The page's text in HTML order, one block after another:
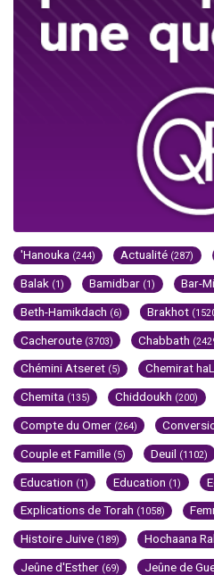
'Hanouka (244) Actualité (287)
Balak (1) Bamidbar (1) Bar-
Beth-Hamikdach (6) Brakhot
Cacheroute (3703) Chabbath
Chémini Atseret (5) Chemirat
Chemita (135) Chiddoukh (200)
Compte du Omer (264)
Couple et Famille (5) Deuil (1102)
Education (1) Education (1)
Explications de Torah (1058)
Histoire Juive (189) Hochaana
Jeûne d'Esther (69) Jeûne de